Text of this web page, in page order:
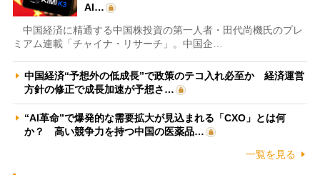
AI…
中国経済に精通する中国株投資の第一人者・田代尚機氏のプレ
ミアム連載「チャイナ・リサーチ」。中国企…
中国経済“予想外の低成長”で政策のテコ入れ必至か 経済運営
方針の修正で成長加速が予想さ…
“AI革命”で爆発的な需要拡大が見込まれる「CXO」とは何
か？ 高い競争力を持つ中国の医薬品…
一覧を見る